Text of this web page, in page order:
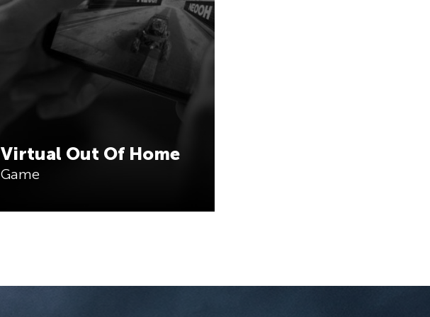
Virtual Out Of Home
Game